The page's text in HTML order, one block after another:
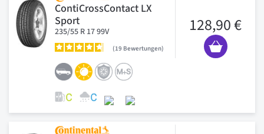
ContiCrossContact LX
Sport
235/55 R 17 99V
19 Bewertungen
128,90 €